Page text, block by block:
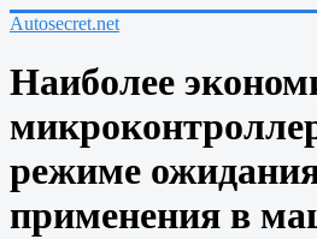
Autosecret.net
Наиболее
режиме
применения в